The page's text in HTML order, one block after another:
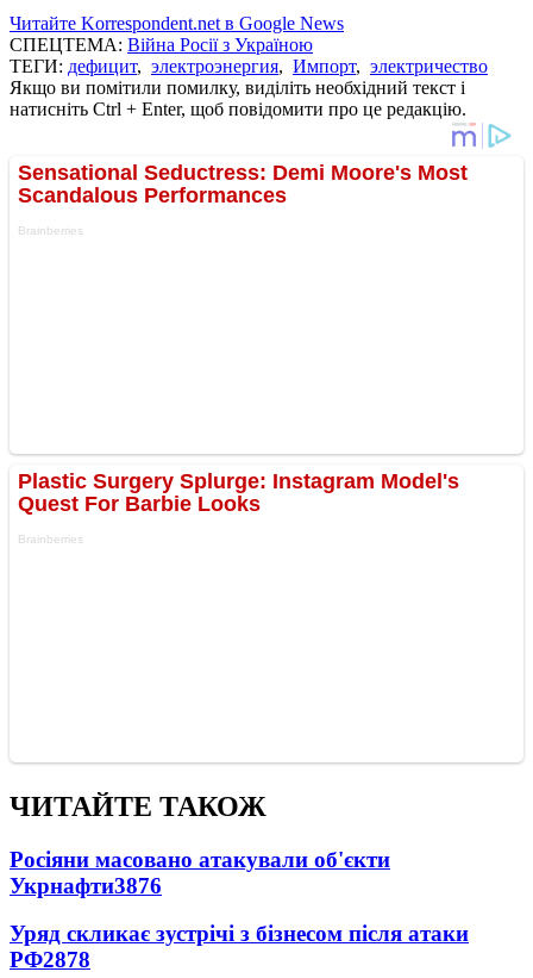
Читайте Korrespondent.net в Google News
СПЕЦТЕМА: Війна Росії з Україною
ТЕГИ: дефицит, электроэнергия, Импорт, электричество
Якщо ви помітили помилку, виділіть необхідний текст і
натисніть Ctrl + Enter, щоб повідомити про це редакцію.
ЧИТАЙТЕ ТАКОЖ
Росіяни масовано атакували об'єкти
Укрнафти3876
Уряд скликає зустрічі з бізнесом після атаки
РФ2878